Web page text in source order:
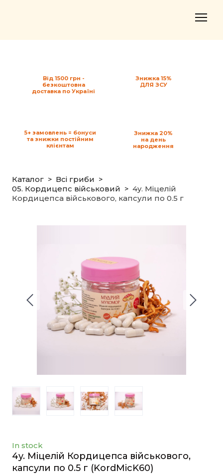
Знижка 15%
ДЛЯ ЗСУ
Від 1500 грн -
безкоштовна
доставка по Україні
5+ замовлень = бонуси
та знижки постійним
клієнтам
Знижка 20%
на день
народження
Каталог
Всі гриби
05. Кордицепс військовий
4y. Міцелій
Кордицепса військового, капсули по 0.5 г
In stock
4y. Міцелій Кордицепса військового,
капсули по 0.5 г (KordMicK60)